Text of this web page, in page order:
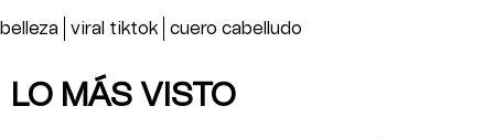
belleza viral tiktok cuero cabelludo
LO MÁS VISTO